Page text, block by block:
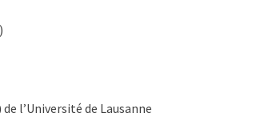
l’Université de Lausanne